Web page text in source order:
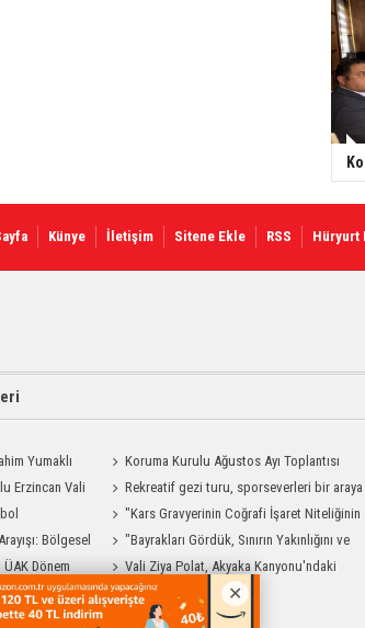
Künye İletişim Sitene Ekle RSS Hüryurt
Yumaklı
Koruma Kurulu Ağustos Ayı Toplantısı
Yapıldı
Erzincan Vali
Rekreatif gezi turu, sporseverleri bir araya
getirdi
"Kars Gravyerinin Coğrafi İşaret Niteliğinin
Güçlendirilmesi Projesi"
Bölgesel
"Bayrakları Gördük, Sınırın Yakınlığını ve
Uzaklığını Aynı Anda Hissettik"
Dönem
Vali Ziya Polat, Akyaka Kanyonu'ndaki
Rafting Heyecanına Katıldı